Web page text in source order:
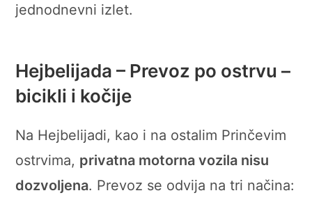
jednodnevni izlet.
Hejbelijada – Prevoz po ostrvu –
bicikli i kočije
Na Hejbelijadi, kao i na ostalim Prinčevim
ostrvima, privatna motorna vozila nisu
dozvoljena. Prevoz se odvija na tri načina: